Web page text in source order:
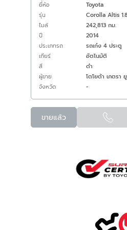
ยี่ห้อ
Toyota
รุ่น
Corolla Altis
ไมล์
242,813 กม.
ปี
2014
ประเภทรถ
รถเก๋ง 4 ประตู
เกียร์
อัตโนมัติ
สี
ดำ
ผู้ขาย
โตโยต้า เภตรา
จังหวัด
-
ขายแล้ว